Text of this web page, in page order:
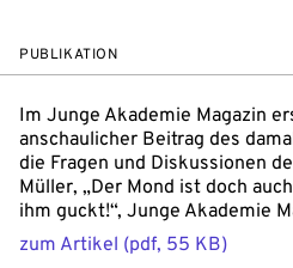
PUBLIKATION
Im Junge Akademie Magazin
anschaulicher Beitrag des
die Fragen und Diskussionen
Müller, „Der Mond ist doch
ihm guckt!“, Junge Akademie
zum Artikel (pdf, 55 KB)